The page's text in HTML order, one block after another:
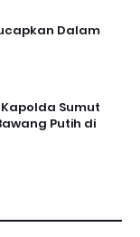
Dalam
Sumut
Putih di